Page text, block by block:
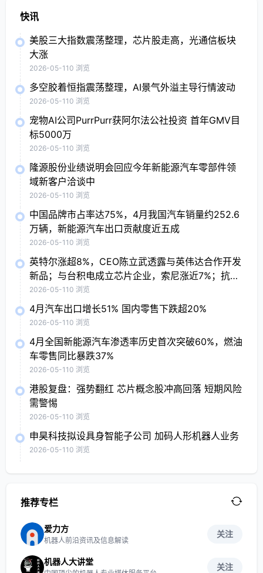
快讯
美股三大指数震荡整理，芯片股走高，光通信板块
大涨
2026-05-110 浏览
多空胶着恒指震荡整理，AI景气外溢主导行情波动
2026-05-110 浏览
宠物AI公司PurrPurr获阿尔法公社投资 首年GMV目
标5000万
2026-05-110 浏览
隆源股份业绩说明会回应今年新能源汽车零部件领
域新客户洽谈中
2026-05-110 浏览
中国品牌市占率达75%，4月我国汽车销量约252.6
万辆，新能源汽车出口贡献度近五成
2026-05-110 浏览
英特尔涨超8%，CEO陈立武透露与英伟达合作开发
新品；与台积电成立芯片企业，索尼涨近7%；抗病
毒概念股普涨，Moderna涨7.9%
2026-05-110 浏览
4月汽车出口增长51% 国内零售下跌超20%
2026-05-110 浏览
4月全国新能源汽车渗透率历史首次突破60%，燃油
车零售同比暴跌37%
2026-05-110 浏览
港股复盘：强势翻红 芯片概念股冲高回落 短期风险
需警惕
2026-05-110 浏览
申昊科技拟设具身智能子公司 加码人形机器人业务
2026-05-110 浏览
推荐专栏
爱力方
机器人前沿资讯及信息解读
关注
机器人大讲堂
关注